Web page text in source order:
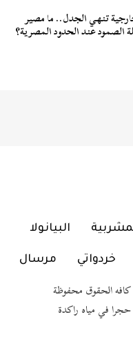
تنهي الجدل.. ما مصير
الصمود عند الحدود المصرية؟
البيانولا
خردواتي مرسال
في مياه راكدة